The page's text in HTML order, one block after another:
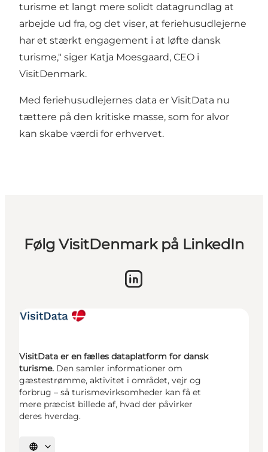
turisme et langt mere solidt datagrundlag at
arbejde ud fra, og det viser, at feriehusudlejerne
har et stærkt engagement i at løfte dansk
turisme," siger Katja Moesgaard, CEO i
VisitDenmark.
Med feriehusudlejernes data er VisitData nu
tættere på den kritiske masse, som for alvor
kan skabe værdi for erhvervet.
Følg VisitDenmark på LinkedIn
VisitData er en fælles dataplatform for dansk
turisme. Den samler informationer om
gæstestrømme, aktivitet i området, vejr og
forbrug – så turismevirksomheder kan få et
mere præcist billede af, hvad der påvirker
deres hverdag.